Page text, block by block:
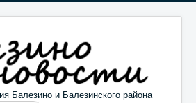
Балезино и Балезинского района